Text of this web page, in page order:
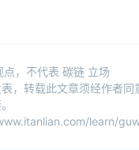
，不代表 碳链 立场
表，转载此文章须经作者同
learn/